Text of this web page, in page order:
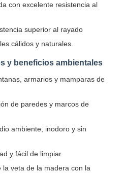
con excelente resistencia al
superior al rayado
cálidos y naturales.
y beneficios ambientales
armarios y mamparas de
de paredes y marcos de
ambiente, inodoro y sin
y fácil de limpiar
veta de la madera con la